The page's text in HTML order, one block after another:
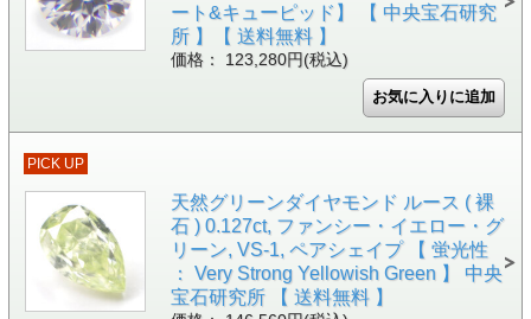
ート&キューピッド】 【 中央宝石研究
所 】【 送料無料 】
価格： 123,280円(税込)
PICK UP
天然グリーンダイヤモンド ルース ( 裸
石 ) 0.127ct, ファンシー・イエロー・グ
リーン, VS-1, ペアシェイプ 【 蛍光性
： Very Strong Yellowish Green 】 中央
宝石研究所 【 送料無料 】